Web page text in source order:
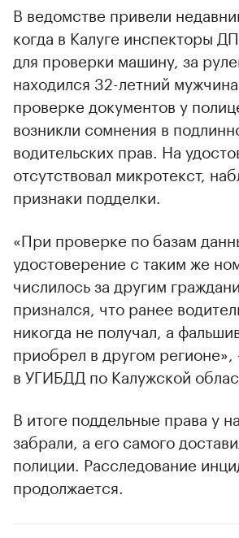
В ведомстве привели
когда в Калуге инспекторы
для проверки машину, за
находился 32-летний
проверке документов у
возникли сомнения в
водительских прав. На
отсутствовал микротекст,
признаки подделки.
«При проверке по базам
удостоверение с таким же
числилось за другим
признался, что ранее
никогда не получал, а
приобрел в другом
в УГИБДД по Калужской
В итоге поддельные права у
забрали, а его самого
полиции. Расследование
продолжается.